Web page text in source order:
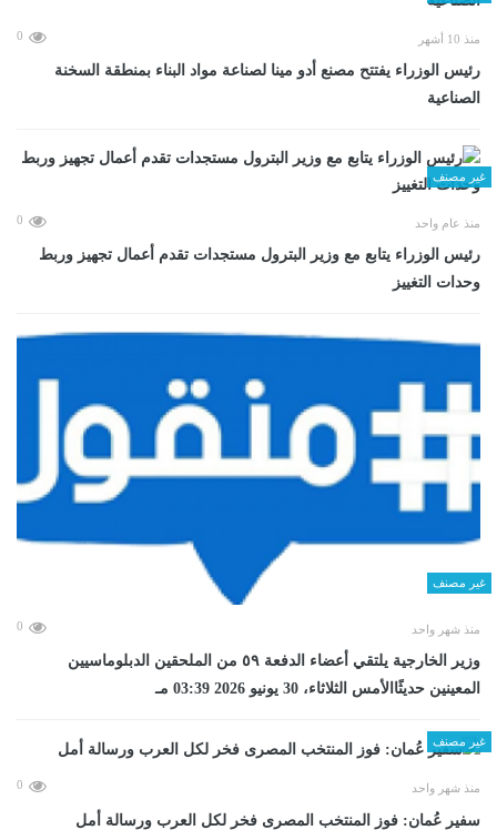
منذ 10 أشهر 0
رئيس الوزراء يفتتح مصنع أدو مينا لصناعة مواد البناء بمنطقة السخنة
الصناعية
غير مصنف
منذ عام واحد 0
رئيس الوزراء يتابع مع وزير البترول مستجدات تقدم أعمال تجهيز وربط
وحدات التغييز
غير مصنف
منذ شهر واحد 0
وزير الخارجية يلتقي أعضاء الدفعة ٥٩ من الملحقين الدبلوماسيين
المعينين حديثًاالأمس الثلاثاء، 30 يونيو 2026 03:39 مـ
غير مصنف
منذ شهر واحد 0
سفير عُمان: فوز المنتخب المصرى فخر لكل العرب ورسالة أمل